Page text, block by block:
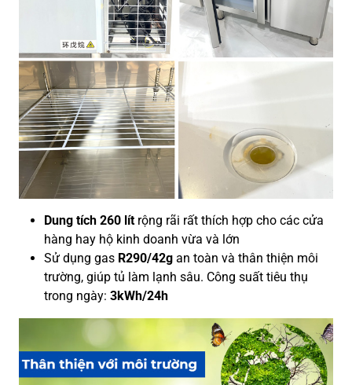
Dung tích 260 lítrộng rãi rất thích hợp cho các cửa
hàng hay hộ kinh doanh vừa và lớn
Sử dụng gas R290/42g an toàn và thân thiện môi
trường, giúp tủ làm lạnh sâu. Công suất tiêu thụ
trong ngày: 3kWh/24h